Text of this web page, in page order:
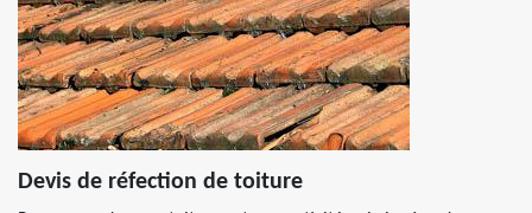
Devis de réfection de toiture